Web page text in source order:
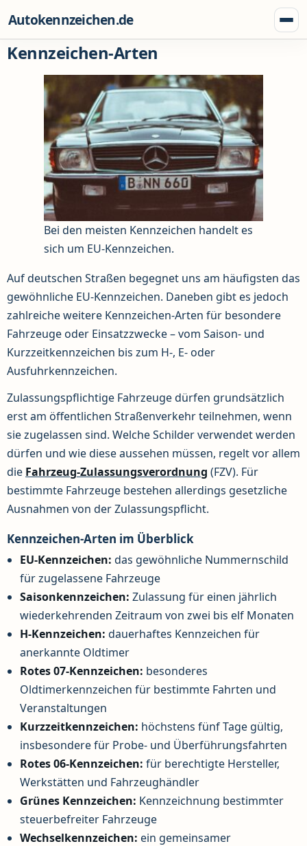
Autokennzeichen.de
Kennzeichen-Arten
Bei den meisten Kennzeichen handelt es
sich um EU-Kennzeichen.
Auf deutschen Straßen begegnet uns am häufigsten das
gewöhnliche EU-Kennzeichen. Daneben gibt es jedoch
zahlreiche weitere Kennzeichen-Arten für besondere
Fahrzeuge oder Einsatzzwecke – vom Saison- und
Kurzzeitkennzeichen bis zum H-, E- oder
Ausfuhrkennzeichen.
Zulassungspflichtige Fahrzeuge dürfen grundsätzlich
erst am öffentlichen Straßenverkehr teilnehmen, wenn
sie zugelassen sind. Welche Schilder verwendet werden
dürfen und wie diese aussehen müssen, regelt vor allem
die Fahrzeug-Zulassungsverordnung (FZV). Für
bestimmte Fahrzeuge bestehen allerdings gesetzliche
Ausnahmen von der Zulassungspflicht.
Kennzeichen-Arten im Überblick
EU-Kennzeichen: das gewöhnliche Nummernschild
für zugelassene Fahrzeuge
Saisonkennzeichen: Zulassung für einen jährlich
wiederkehrenden Zeitraum von zwei bis elf Monaten
H-Kennzeichen: dauerhaftes Kennzeichen für
anerkannte Oldtimer
Rotes 07-Kennzeichen: besonderes
Oldtimerkennzeichen für bestimmte Fahrten und
Veranstaltungen
Kurzzeitkennzeichen: höchstens fünf Tage gültig,
insbesondere für Probe- und Überführungsfahrten
Rotes 06-Kennzeichen: für berechtigte Hersteller,
Werkstätten und Fahrzeughändler
Grünes Kennzeichen: Kennzeichnung bestimmter
steuerbefreiter Fahrzeuge
Wechselkennzeichen: ein gemeinsamer